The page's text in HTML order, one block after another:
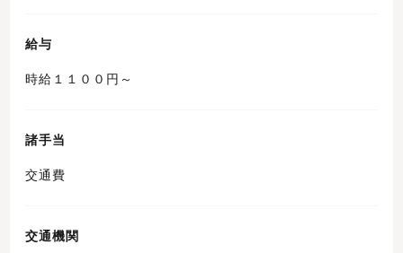
給与
時給１１００円～
諸手当
交通費
交通機関